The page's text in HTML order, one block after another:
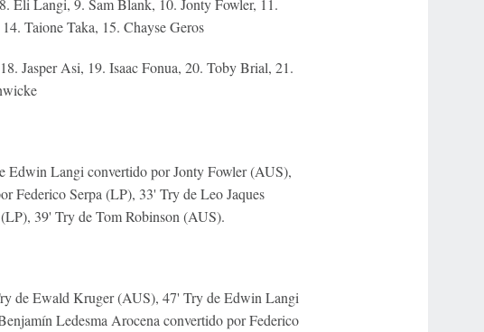
Eli Langi, 9. Sam Blank, 10. Jonty Fowler, 11.
Taione Taka, 15. Chayse Geros
Jasper Asi, 19. Isaac Fonua, 20. Toby Brial, 21.
Edwin Langi convertido por Jonty Fowler (AUS),
Federico Serpa (LP), 33' Try de Leo Jaques
39' Try de Tom Robinson (AUS).
de Ewald Kruger (AUS), 47' Try de Edwin Langi
Ledesma Arocena convertido por Federico